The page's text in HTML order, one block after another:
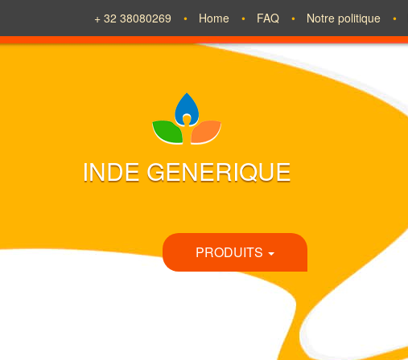
+ 32 38080269 Home FAQ Notre politique
INDE GENERIQUE
PRODUITS